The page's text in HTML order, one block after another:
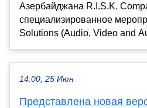
Азербайджана R.I.S.K.
специализированное
Solutions (Audio, Video and
14:00, 25 Июн
Представлена новая